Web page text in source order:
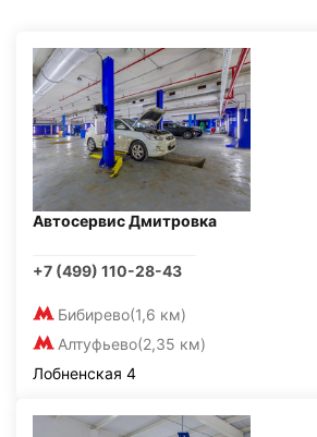
Автосервис Дмитровка
+7 (499) 110-28-43
Бибирево(1,6 км)
Алтуфьево(2,35 км)
Лобненская 4